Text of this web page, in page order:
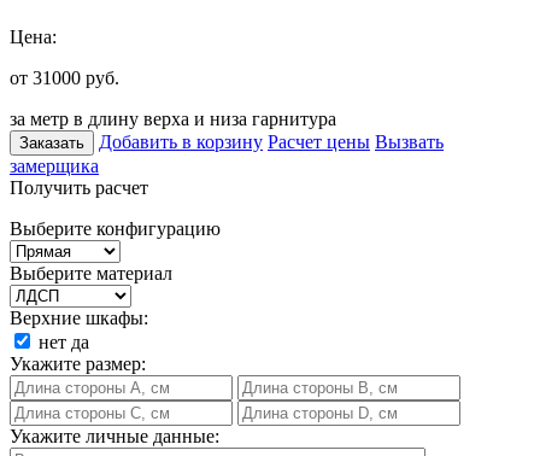
Цена:
от 31000 руб.
за метр в длину верха и низа гарнитура
Заказать Добавить в корзину Расчет цены Вызвать
замерщика
Получить расчет
Выберите конфигурацию
Выберите материал
Верхние шкафы:
нет да
Укажите размер:
Укажите личные данные: